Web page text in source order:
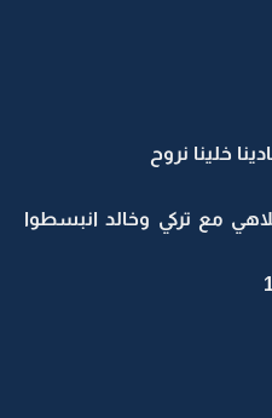
خلينا نروح
مع تركي وخالد انبسطوا